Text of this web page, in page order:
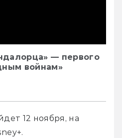
— первого
войнам»
12 ноября, на